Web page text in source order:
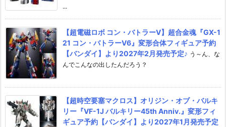
...
【超電磁ロボ コン・バトラーV】超合金魂『GX-1
21 コン・バトラーV6』変形合体フィギュア予約
【バンダイ】より2027年2月発売予定♪ う～ん、な
んでこんなの出したんだろう？
【超時空要塞マクロス】オリジン・オブ・バルキ
リー『VF-1J バルキリー45th Anniv.』変形フィ
ギュア予約【バンダイ】より2027年1月発売予定